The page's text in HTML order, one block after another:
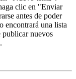
clic en "Enviar
antes de poder
encontrará una lista
publicar nuevos